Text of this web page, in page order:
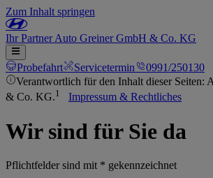
Zum Inhalt springen
IhrPartnerAuto Greiner GmbH & Co. KG
Probefahrt Servicetermin
0991/250130
Verantwortlich für den Inhalt dieser Seiten:
& Co. KG.1 Impressum & Rechtliches
Wir sind für Sie da
Pflichtfelder sind mit * gekennzeichnet